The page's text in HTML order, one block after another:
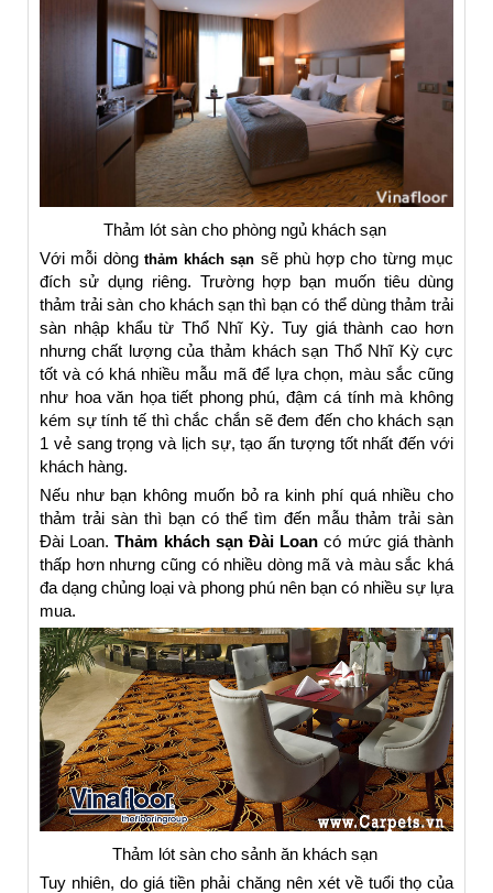
Thảm lót sàn cho phòng ngủ khách sạn
Với mỗi dòng thảm khách sạn sẽ phù hợp cho từng mục
đích sử dụng riêng. Trường hợp bạn muốn tiêu dùng
thảm trải sàn cho khách sạn thì bạn có thể dùng thảm trải
sàn nhập khẩu từ Thổ Nhĩ Kỳ. Tuy giá thành cao hơn
nhưng chất lượng của thảm khách sạn Thổ Nhĩ Kỳ cực
tốt và có khá nhiều mẫu mã để lựa chọn, màu sắc cũng
như hoa văn họa tiết phong phú, đậm cá tính mà không
kém sự tính tế thì chắc chắn sẽ đem đến cho khách sạn
1 vẻ sang trọng và lịch sự, tạo ấn tượng tốt nhất đến với
khách hàng.
Nếu như bạn không muốn bỏ ra kinh phí quá nhiều cho
thảm trải sàn thì bạn có thể tìm đến mẫu thảm trải sàn
Đài Loan.Thảm khách sạn Đài Loan có mức giá thành
thấp hơn nhưng cũng có nhiều dòng mã và màu sắc khá
đa dạng chủng loại và phong phú nên bạn có nhiều sự lựa
mua.
Thảm lót sàn cho sảnh ăn khách sạn
Tuy nhiên, do giá tiền phải chăng nên xét về tuổi thọ của